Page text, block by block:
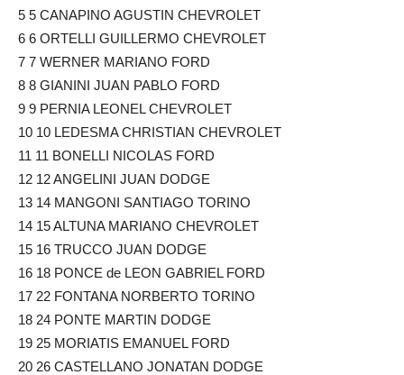
5 5 CANAPINO AGUSTIN CHEVROLET
6 6 ORTELLI GUILLERMO CHEVROLET
7 7 WERNER MARIANO FORD
8 8 GIANINI JUAN PABLO FORD
9 9 PERNIA LEONEL CHEVROLET
10 10 LEDESMA CHRISTIAN CHEVROLET
11 11 BONELLI NICOLAS FORD
12 12 ANGELINI JUAN DODGE
13 14 MANGONI SANTIAGO TORINO
14 15 ALTUNA MARIANO CHEVROLET
15 16 TRUCCO JUAN DODGE
16 18 PONCE de LEON GABRIEL FORD
17 22 FONTANA NORBERTO TORINO
18 24 PONTE MARTIN DODGE
19 25 MORIATIS EMANUEL FORD
20 26 CASTELLANO JONATAN DODGE